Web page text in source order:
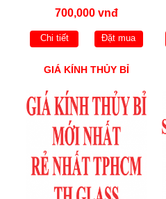
700,000 vnđ
Chi tiết Đặt mua
GIÁ KÍNH THỦY BỈ